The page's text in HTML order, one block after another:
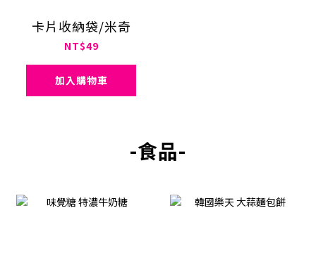
卡片收納袋/米奇
NT$49
加入購物車
-食品-